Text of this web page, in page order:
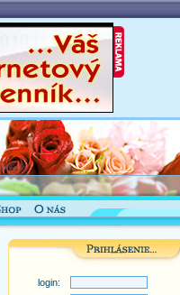
login: